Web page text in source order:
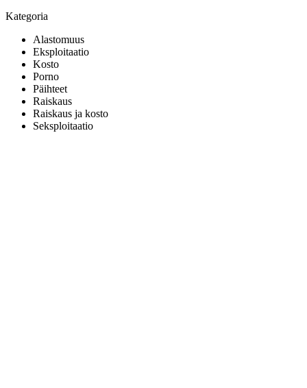
Kategoria
Alastomuus
Eksploitaatio
Kosto
Porno
Päihteet
Raiskaus
Raiskaus ja kosto
Seksploitaatio